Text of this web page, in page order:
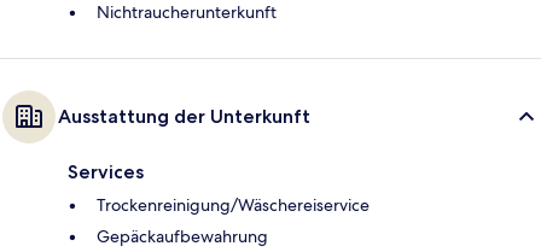
Nichtraucherunterkunft
Ausstattung der Unterkunft
Services
Trockenreinigung/Wäschereiservice
Gepäckaufbewahrung